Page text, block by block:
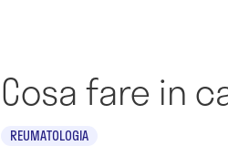
Cosa fare in
REUMATOLOGIA